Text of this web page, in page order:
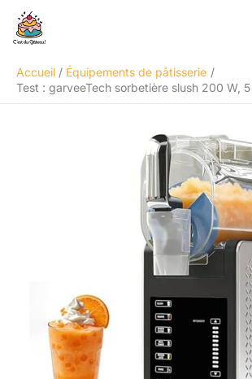
Accueil
Équipements de pâtisserie
Test : garveeTech sorbetière slush 200 W,
Rechercher